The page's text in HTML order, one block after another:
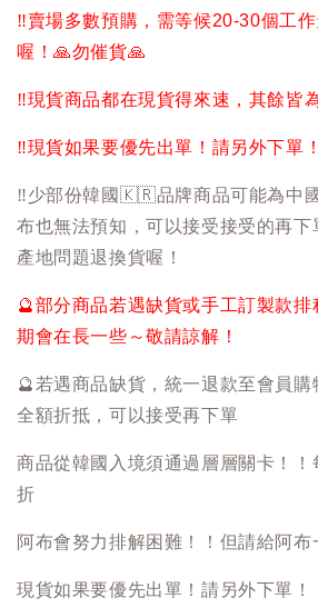
‼️賣場多數預購，需等候20-30個工
喔！🙏勿催貨🙏
‼️現貨商品都在現貨得來速，其餘皆
‼️現貨如果要優先出單！請另外下單！
‼️少部份韓國 🇰🇷品牌商品可能為中
布也無法預知，可以接受接受的再下
產地問題退換貨喔！
🔮部分商品若遇缺貨或手工訂製款
期會在長一些～敬請諒解！
🔮 若遇商品缺貨，統一退款至會員購
全額折抵，可以接受再下單
商品從韓國入境須通過層層關卡！！
折
阿布會努力排解困難！！但請給阿布
現貨如果要優先出單！請另外下單！